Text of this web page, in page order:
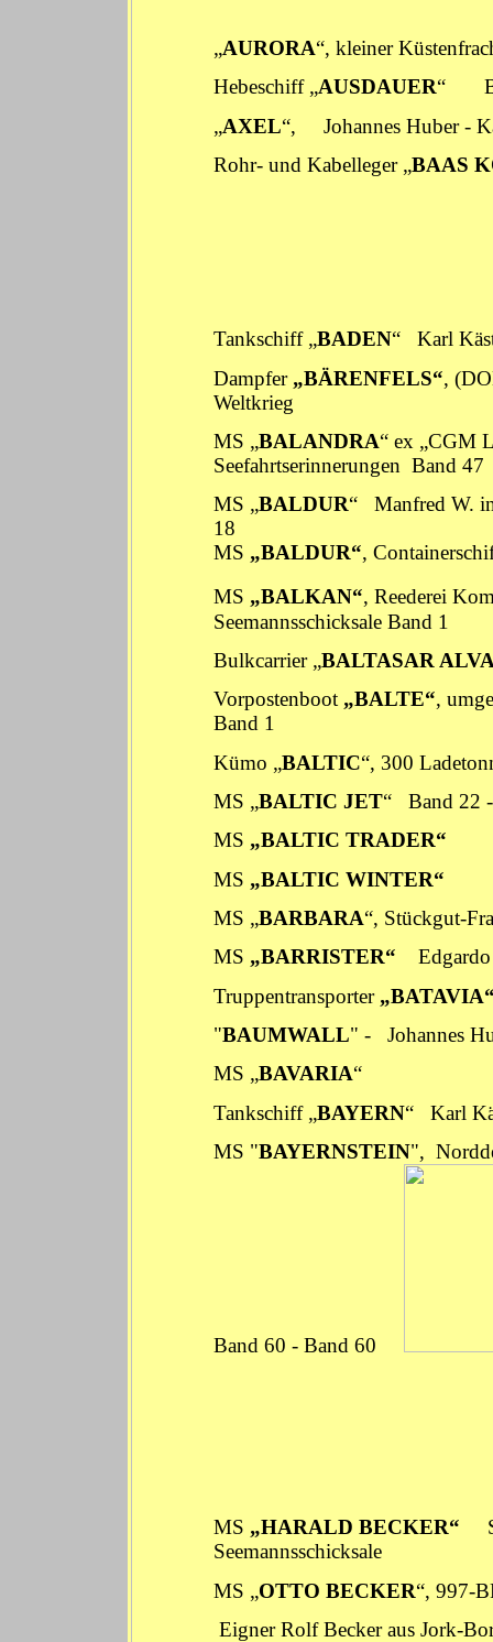
„AURORA“, kleiner
Hebeschiff „AUSDAUER“
„AXEL“, Johannes Huber-
Rohr- und Kabelleger „BAAS
Tankschiff „BADEN“ Karl
Dampfer „BÄRENFELS“,
Weltkrieg
MS „BALANDRA“ ex „CGM
Seefahrtserinnerungen Band 47
MS „BALDUR“ Manfred W.
18
MS „BALDUR“,
MS „BALKAN“, Reederei
Seemannsschicksale Band 1
Bulkcarrier „BALTASAR
Vorpostenboot „BALTE“,
Band 1
Kümo „BALTIC“, 300
MS „BALTIC JET“ Band 22
MS „BALTIC TRADER“
MS „BALTIC WINTER“
MS „BARBARA“, Stückgut-
MS „BARRISTER“
Truppentransporter
"BAUMWALL" - Johannes
MS „BAVARIA“
Tankschiff „BAYERN“ Karl
MS "BAYERNSTEIN",
Band 60 - Band 60
MS „HARALD BECKER“
Seemannsschicksale
MS „OTTO BECKER“, 997-
Eigner Rolf Becker aus Jork-